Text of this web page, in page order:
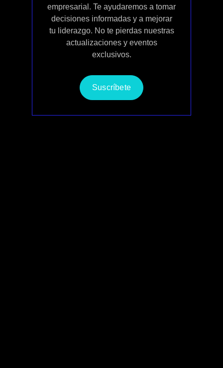
empresarial. Te ayudaremos a tomar
decisiones informadas y a mejorar
tu liderazgo. No te pierdas nuestras
actualizaciones y eventos
exclusivos.
Suscríbete